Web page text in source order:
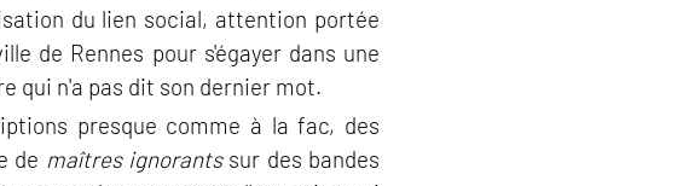
du lien social, attention portée
de Rennes pour s'égayer dans une
qui n'a pas dit son dernier mot.
presque comme à la fac, des
de maîtres ignorantssur des bandes